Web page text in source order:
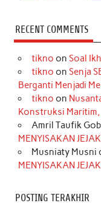
c
e
b
o
k
s
t
a
r
a
m
k
T
o
k
RECENT COMMENTS
tikno on Soal
tikno on Senja
Berganti Menjadi
tikno on
Konstruksi Maritim,
Amril Taufik
MENYISAKAN
Musniaty Musni
MENYISAKAN
POSTING TERAKHIR